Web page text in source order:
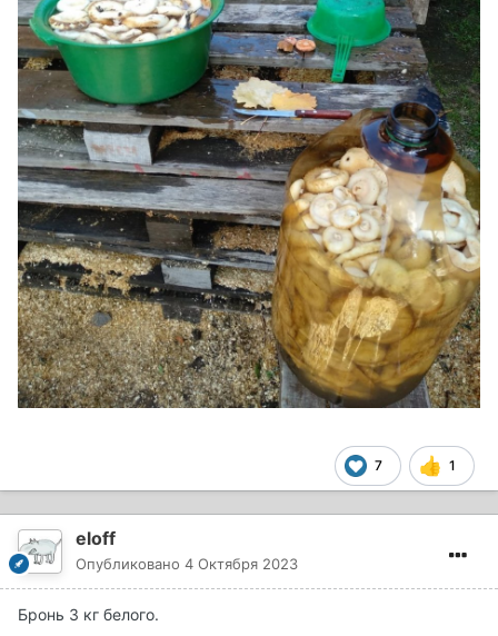
7 1
eloff
Опубликовано 4 Октября 2023
Бронь 3 кг белого.